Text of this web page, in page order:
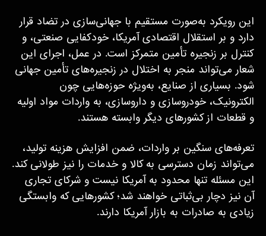
این رویکرد به‌صورت مستقیم با جهانی‌سازی در تضاد قرار
دارد و بر استقلال اقتصادی آمریکا، خودکفایی صنعتی، و
کنترل بر زنجیره تأمین متمرکز است. در عمل، اجرای این
شعار می‌تواند منجر به اختلال در زنجیره‌های تأمین جهانی
شود. بسیاری از صنایع، به‌ویژه حوزه‌هایی چون
الکترونیک، خودروسازی و داروسازی، به واردات مواد اولیه
و قطعات از کشورهای دیگر وابسته هستند.
تعرفه‌های سنگین بر واردات، ضمن افزایش هزینه تولید،
می‌تواند زمان دسترسی به کالا و خدمات را نیز طولانی کند.
این مسئله تنها محدود به آمریکا نیست و شرکای تجاری
آن نیز دچار بی‌ثباتی خواهند شد؛ کشورهایی که وابستگی
زیادی به صادرات به بازار آمریکا دارند.